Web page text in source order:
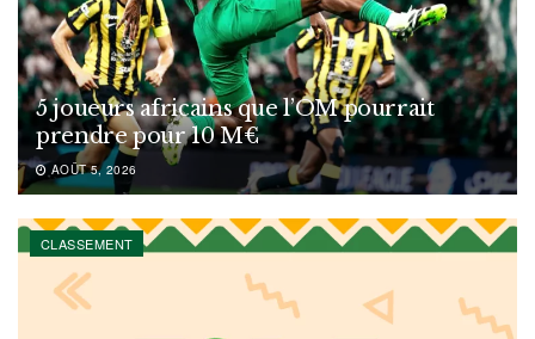
5 joueurs africains que l’OM pourrait
prendre pour 10 M€
AOÛT 5, 2026
CLASSEMENT